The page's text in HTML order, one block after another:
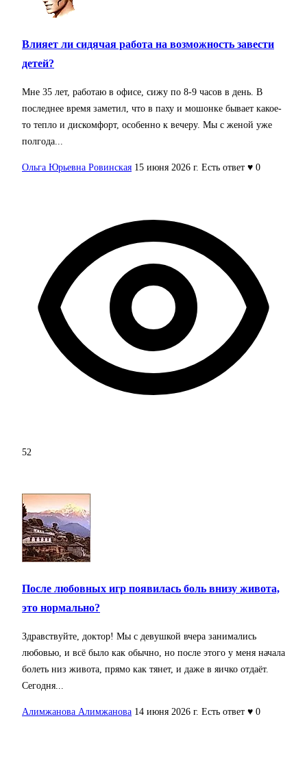
Влияет ли сидячая работа на возможность завести
детей?
Мне 35 лет, работаю в офисе, сижу по 8-9 часов в день. В
последнее время заметил, что в паху и мошонке бывает какое-
то тепло и дискомфорт, особенно к вечеру. Мы с женой уже
полгода...
Ольга Юрьевна Ровинская 15 июня 2026 г. Есть ответ ♥ 0
52
После любовных игр появилась боль внизу живота,
это нормально?
Здравствуйте, доктор! Мы с девушкой вчера занимались
любовью, и всё было как обычно, но после этого у меня начала
болеть низ живота, прямо как тянет, и даже в яичко отдаёт.
Сегодня...
Алимжанова Алимжанова 14 июня 2026 г. Есть ответ ♥ 0